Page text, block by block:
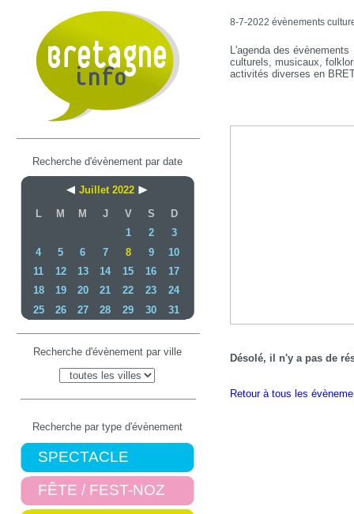
8-7-2022 évènements
L'agenda des évènements
culturels, musicaux,
activités diverses en
Recherche d'évènement par date
Juillet 2022
L
M M J V S
D
1
2
3
4
5 6 7 8 9
10
11
12 13 14 15 16
17
18
19 20 21 22 23
24
25
26 27 28 29 30 31
Recherche d'évènement par ville
Recherche par type d'évènement
SPECTACLE
FÊTE / FEST-NOZ
Désolé, il n'y a pas de
Retour à tous les